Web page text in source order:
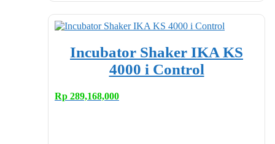
Incubator Shaker IKA KS
4000 i Control
Rp 289,168,000